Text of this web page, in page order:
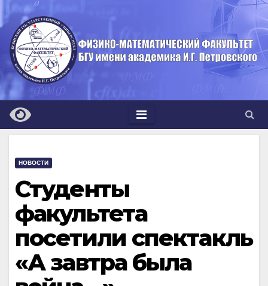
Перейти
к
содержимому
НОВОСТИ
Студенты
факультета
посетили спектакль
«А завтра была